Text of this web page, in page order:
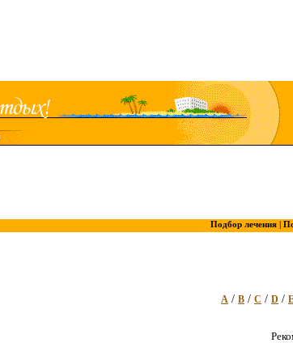
Подбор лечения |
A / B / C / D /